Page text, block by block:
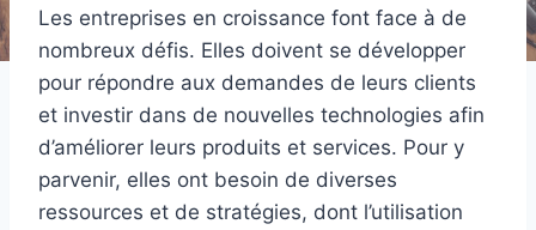
Les entreprises en croissance font face à de
nombreux défis. Elles doivent se développer
pour répondre aux demandes de leurs clients
et investir dans de nouvelles technologies afin
d’améliorer leurs produits et services. Pour y
parvenir, elles ont besoin de diverses
ressources et de stratégies, dont l’utilisation